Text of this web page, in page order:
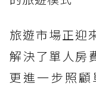
旅遊市場正迎
解決了單人房
更進一步照